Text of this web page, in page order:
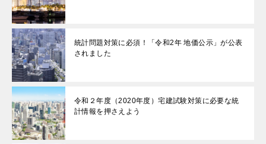
統計問題対策に必須！「令和2年 地価公示」が公表
されました
令和２年度（2020年度）宅建試験対策に必要な統
計情報を押さえよう